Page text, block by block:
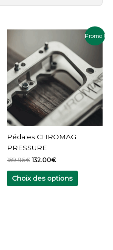
Promo !
Pédales CHROMAG
PRESSURE
159.95€
initial
était :
159.95€.
132.00€
prix
actuel
est :
132.00€.
Choix des options
Ce
produit
a
plusieurs
variations.
Les
options
peuvent
être
produit